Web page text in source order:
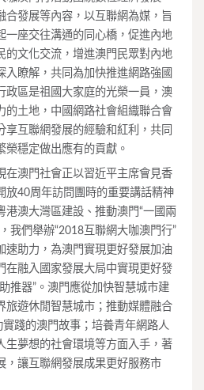
合發展等內容，以互聯網為媒，旨
一座交往溝通的同心橋，促進內地
的文化交流，增進澳門民眾對內地
入瞭解，共同為加快推進網路強國
政區是祖國大家庭的光榮一員，澳
的土地，中國網路社會組織聯合會
享互聯網發展的經驗和紅利，共同
榮穩定做出應有的貢獻。
在澳門社會正以習近平主席會見香
放40周年訪問團時的重要講話精神
港澳大灣區建設、推動澳門“一國兩
我們舉辦“2018互聯網大咖澳門行”
速助力，為澳門實現更好發展加油
在融入國家發展大局中實現更好發
推器”。澳門應從加快智慧城市建
旅遊休閒智慧城市；推動媒體融合
實踐的澳門故事；培養青年網路人
生夢想的社會環境等方面入手，著
，讓互聯網發展成果更好服務市